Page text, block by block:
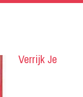
Verrijk Je